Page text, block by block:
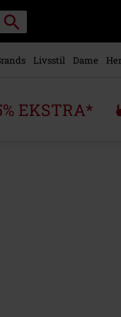
Søg
Livsstil Dame
EKSTRA*